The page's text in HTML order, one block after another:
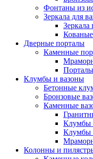
Фонтаны из
Зеркала для
Зеркала
Кованые
Дверные порталы
Каменные
Порталы
Клумбы и вазоны
Бетонные
Бронзовые
Каменные
Клумбы
Клумбы
Колонны и